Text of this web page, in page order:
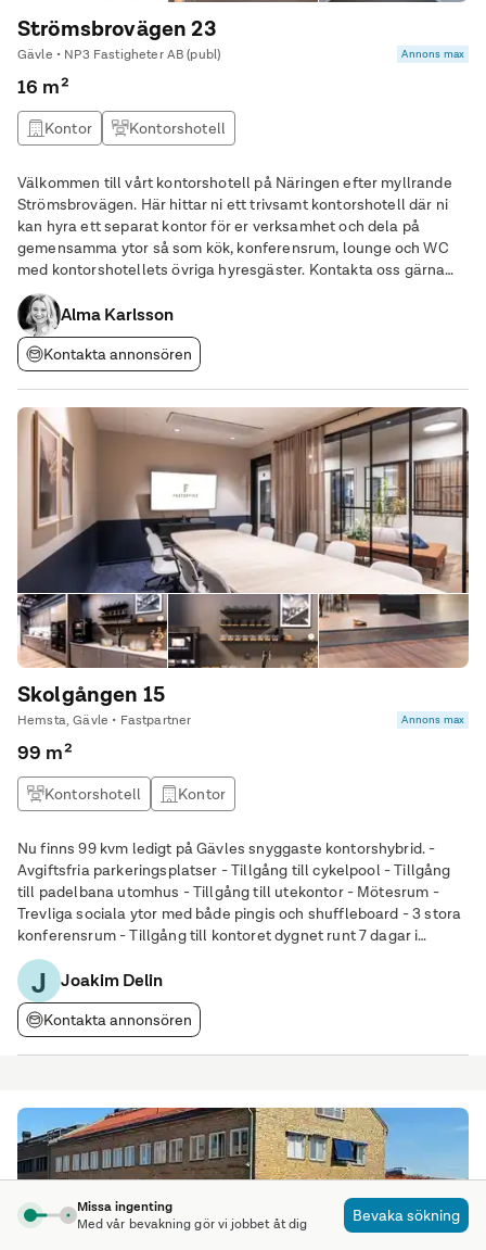
Strömsbrovägen 23
Gävle • NP3 Fastigheter AB (publ) Annons max
16 m²
Kontor Kontorshotell
Välkommen till vårt kontorshotell på Näringen efter myllrande
Strömsbrovägen. Här hittar ni ett trivsamt kontorshotell där ni
kan hyra ett separat kontor för er verksamhet och dela på
gemensamma ytor så som kök, konferensrum, lounge och WC
med kontorshotellets övriga hyresgäster. Kontakta oss gärna
för mer information och visning!
Alma Karlsson
Kontakta annonsören
Skolgången 15
Hemsta, Gävle • Fastpartner Annons max
99 m²
Kontorshotell Kontor
Nu finns 99 kvm ledigt på Gävles snyggaste kontorshybrid. -
Avgiftsfria parkeringsplatser - Tillgång till cykelpool - Tillgång
till padelbana utomhus - Tillgång till utekontor - Mötesrum -
Trevliga sociala ytor med både pingis och shuffleboard - 3 stora
konferensrum - Tillgång till kontoret dygnet runt 7 dagar i
veckan - Förmåliga rabatter hos "grannarna" Actic och Dome
Adrenaline Zone
J Joakim Delin
Kontakta annonsören
Missa ingenting
Med vår bevakning gör vi jobbet åt dig
Bevaka sökning